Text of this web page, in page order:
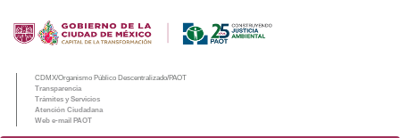
CDMX/Organismo Público Descentralizado/PAOT
Transparencia
Trámites y Servicios
Atención Ciudadana
Web e-mail PAOT